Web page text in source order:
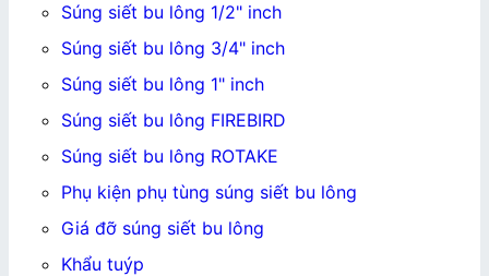
Súng siết bu lông 1/2" inch
Súng siết bu lông 3/4" inch
Súng siết bu lông 1" inch
Súng siết bu lông FIREBIRD
Súng siết bu lông ROTAKE
Phụ kiện phụ tùng súng siết bu lông
Giá đỡ súng siết bu lông
Khẩu tuýp